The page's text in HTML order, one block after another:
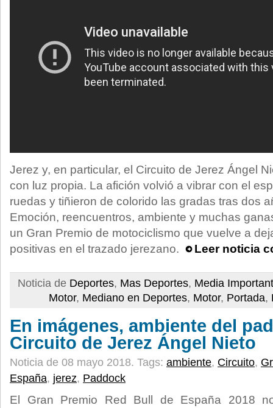
Jerez y, en particular, el Circuito de Jerez Ángel
con luz propia. La afición volvió a vibrar con el
ruedas y tiñieron de colorido las gradas tras dos
Emoción, reencuentros, ambiente y muchas
un Gran Premio de motociclismo que vuelve a
positivas en el trazado jerezano.
Leer noticia
Noticia de Deportes, Mas Deportes, Media
Motor, Mediano en Deportes, Motor, Portada,
En imágenes, ambiente del
Circuito de Jerez Ángel Nieto
Noticia de 08 mayo 2018. Tags: ambiente, Circuito,
España, jerez, Paddock
El Gran Premio Red Bull de España 2018